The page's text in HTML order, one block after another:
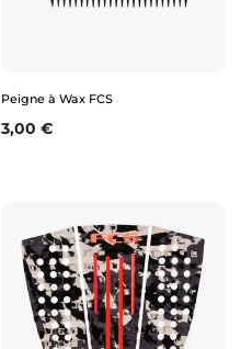
Peigne à Wax FCS
Prix
3,00 €